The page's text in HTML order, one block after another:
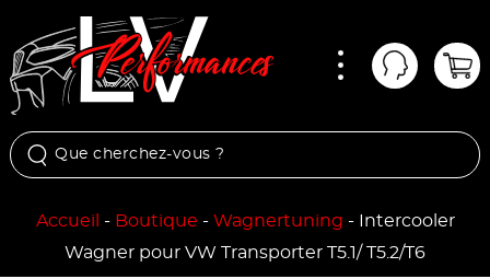
Mon
Accueil - Boutique - Wagnertuning - Intercooler
Wagner pour VW Transporter T5.1/ T5.2/T6